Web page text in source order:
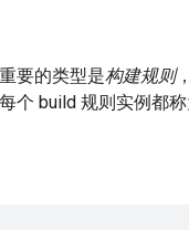
要的类型是构建规则
个 build 规则实例都